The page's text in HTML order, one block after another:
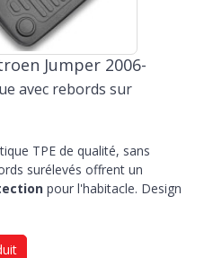
Jumper 2006-
avec rebords sur
TPE de qualité, sans
surélevés offrent un
pour l'habitacle. Design